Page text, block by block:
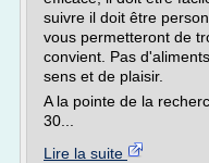
suivre il doit être
vous permetteront de
convient. Pas
sens et de plaisir.
A la pointe de la
30...
Lire la suite